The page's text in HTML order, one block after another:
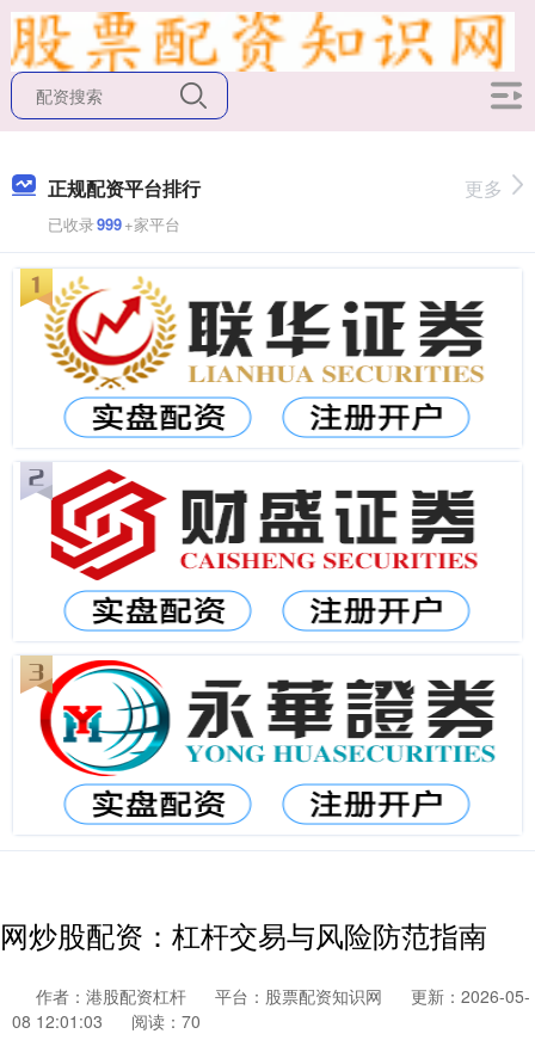
正规配资平台排行
已收录999+家平台
更多
网炒股配资：杠杆交易与风险防范指南
作者：港股配资杠杆 平台：股票配资知识网
更新：2026-05-
08 12:01:03
阅读：70